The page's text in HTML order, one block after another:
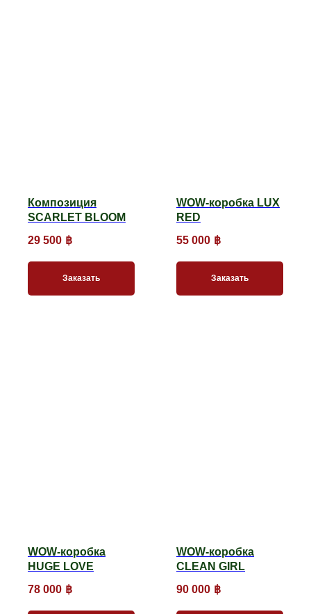
Композиция
SCARLET BLOOM
29 500 ฿
Заказать
WOW-коробка LUX
RED
55 000 ฿
Заказать
WOW-коробка
HUGE LOVE
78 000 ฿
WOW-коробка
CLEAN GIRL
90 000 ฿